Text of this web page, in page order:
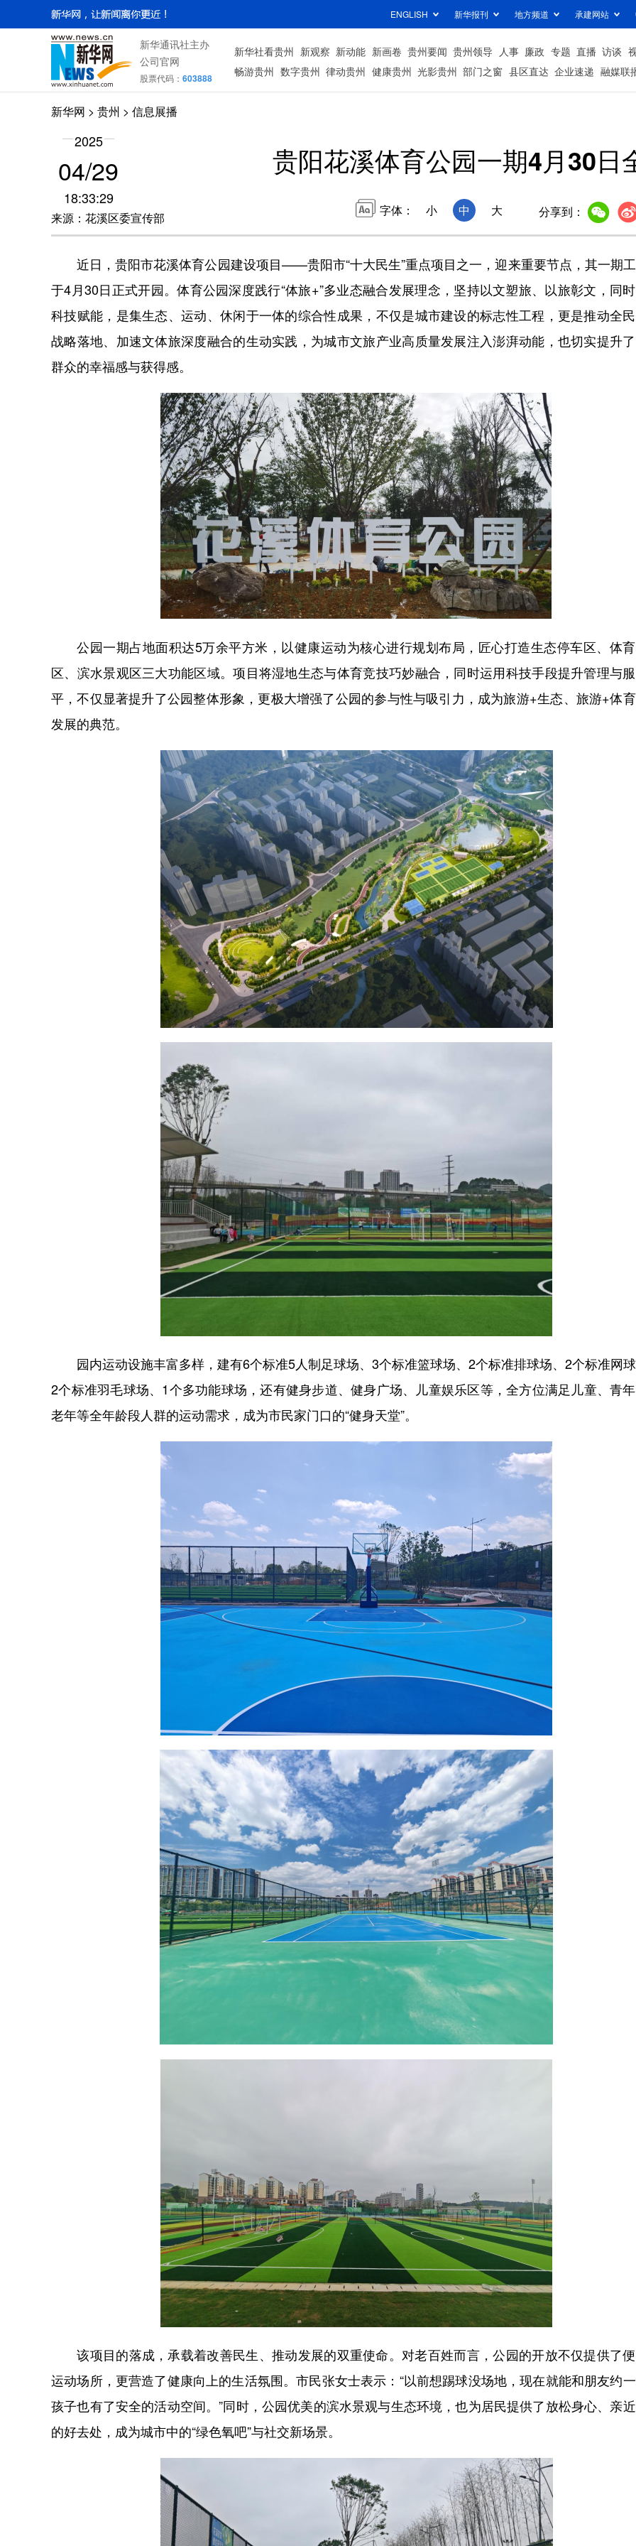
ENGLISH 新华报刊 地方频道 承建网站
新华通讯社主办
公司官网
股票代码： 603888
新华社看贵州 新观察 新动能 新画卷 贵州要闻 贵州领导 人事 廉政 专题 直播 访谈
畅游贵州 数字贵州 律动贵州 健康贵州 光影贵州 部门之窗 县区直达 企业速递 融媒联
新华网 > 贵州 > 信息展播
2025
04/29
18:33:29
来源：花溪区委宣传部
贵阳花溪体育公园一期4月30日
字体： 小 中 大 分享到：
近日，贵阳市花溪体育公园建设项目——贵阳市“十大民生”重点项目之一，迎来重要节点，其一期
于4月30日正式开园。体育公园深度践行“体旅+”多业态融合发展理念，坚持以文塑旅、以旅彰文，同
科技赋能，是集生态、运动、休闲于一体的综合性成果，不仅是城市建设的标志性工程，更是推动全
战略落地、加速文体旅深度融合的生动实践，为城市文旅产业高质量发展注入澎湃动能，也切实提升
群众的幸福感与获得感。
公园一期占地面积达5万余平方米，以健康运动为核心进行规划布局，匠心打造生态停车区、体
区、滨水景观区三大功能区域。项目将湿地生态与体育竞技巧妙融合，同时运用科技手段提升管理与
平，不仅显著提升了公园整体形象，更极大增强了公园的参与性与吸引力，成为旅游+生态、旅游+体
发展的典范。
园内运动设施丰富多样，建有6个标准5人制足球场、3个标准篮球场、2个标准排球场、2个标准网球
2个标准羽毛球场、1个多功能球场，还有健身步道、健身广场、儿童娱乐区等，全方位满足儿童、青
老年等全年龄段人群的运动需求，成为市民家门口的“健身天堂”。
该项目的落成，承载着改善民生、推动发展的双重使命。对老百姓而言，公园的开放不仅提供了
运动场所，更营造了健康向上的生活氛围。市民张女士表示：“以前想踢球没场地，现在就能和朋友约一
孩子也有了安全的活动空间。”同时，公园优美的滨水景观与生态环境，也为居民提供了放松身心、亲
的好去处，成为城市中的“绿色氧吧”与社交新场景。